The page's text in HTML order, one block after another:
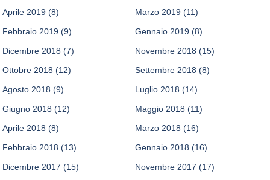
Aprile 2019 (8) Marzo 2019 (11)
Febbraio 2019 (9) Gennaio 2019 (8)
Dicembre 2018 (7) Novembre 2018 (15)
Ottobre 2018 (12) Settembre 2018 (8)
Agosto 2018 (9) Luglio 2018 (14)
Giugno 2018 (12) Maggio 2018 (11)
Aprile 2018 (8) Marzo 2018 (16)
Febbraio 2018 (13) Gennaio 2018 (16)
Dicembre 2017 (15) Novembre 2017 (17)